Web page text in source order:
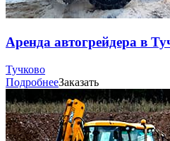
Аренда автогрейдера в
Тучково
ПодробнееЗаказать